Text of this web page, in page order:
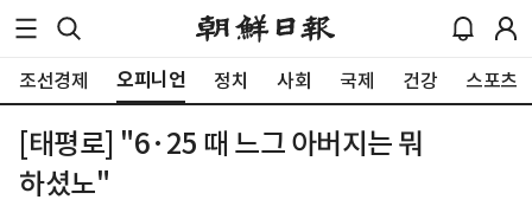
조선경제 오피니언 정치 사회 국제 건강 스포츠
[태평로] "6·25 때 느그 아버지는 뭐
하셨노"